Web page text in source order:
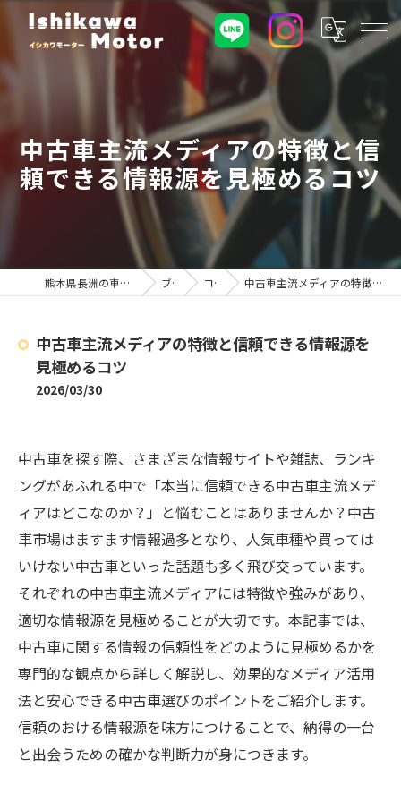
中古車主流メディアの特徴と信
頼できる情報源を見極めるコツ
熊本県長洲の車屋ならイシカワモーター ブログ コラム 中古車主流メディアの特徴と信頼できる情報源を見極めるコツ
中古車主流メディアの特徴と信頼できる情報源を
見極めるコツ
2026/03/30
中古車を探す際、さまざまな情報サイトや雑誌、ランキ
ングがあふれる中で「本当に信頼できる中古車主流メデ
ィアはどこなのか？」と悩むことはありませんか？中古
車市場はますます情報過多となり、人気車種や買っては
いけない中古車といった話題も多く飛び交っています。
それぞれの中古車主流メディアには特徴や強みがあり、
適切な情報源を見極めることが大切です。本記事では、
中古車に関する情報の信頼性をどのように見極めるかを
専門的な観点から詳しく解説し、効果的なメディア活用
法と安心できる中古車選びのポイントをご紹介します。
信頼のおける情報源を味方につけることで、納得の一台
と出会うための確かな判断力が身につきます。